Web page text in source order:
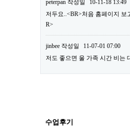
peterpan 작성일
10-11-18 13:49
저두요..<BR>처음 홈페이지
R>
jinbee 작성일
11-07-01 07:00
저도 좋으면 울 가족 시간 비는
수업후기